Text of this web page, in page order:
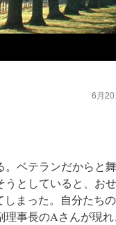
6月
ベテランだからと
としていると、お
まった。自分たち
事長のAさんが現